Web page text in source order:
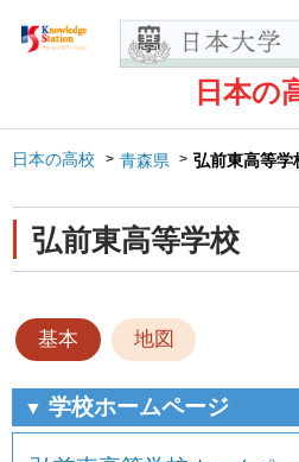
日本の
日本の高校 青森県 弘前東高等学
弘前東高等学校
基本 地図
▼ 学校ホームページ